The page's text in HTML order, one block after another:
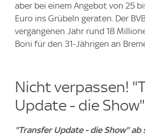
aber bei einem Angebot von 25
Euro ins Grübeln geraten. Der
vergangenen Jahr rund 18
Boni für den 31-Jährigen an
Nicht verpassen!
Update - die Show"
"Transfer Update - die Show"